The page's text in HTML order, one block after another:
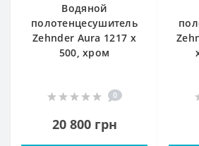
Водяной
полотенцесушитель
Zehnder Aura 1217 x
500, хром
0
20 800 грн